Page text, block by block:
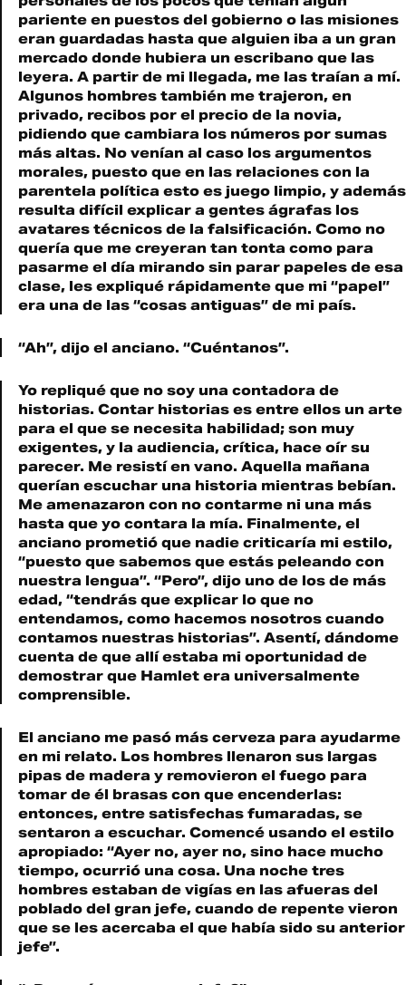
pariente en puestos del gobierno o las misiones
eran guardadas hasta que alguien iba a un gran
mercado donde hubiera un escribano que las
leyera. A partir de mi llegada, me las traían a mí.
Algunos hombres también me trajeron, en
privado, recibos por el precio de la novia,
pidiendo que cambiara los números por sumas
más altas. No venían al caso los argumentos
morales, puesto que en las relaciones con la
parentela política esto es juego limpio, y además
resulta difícil explicar a gentes ágrafas los
avatares técnicos de la falsificación. Como no
quería que me creyeran tan tonta como para
pasarme el día mirando sin parar papeles de esa
clase, les expliqué rápidamente que mi “papel”
era una de las “cosas antiguas” de mi país.
“Ah”, dijo el anciano. “Cuéntanos”.
Yo repliqué que no soy una contadora de
historias. Contar historias es entre ellos un arte
para el que se necesita habilidad; son muy
exigentes, y la audiencia, crítica, hace oír su
parecer. Me resistí en vano. Aquella mañana
querían escuchar una historia mientras bebían.
Me amenazaron con no contarme ni una más
hasta que yo contara la mía. Finalmente, el
anciano prometió que nadie criticaría mi estilo,
“puesto que sabemos que estás peleando con
nuestra lengua”. “Pero”, dijo uno de los de más
edad, “tendrás que explicar lo que no
entendamos, como hacemos nosotros cuando
contamos nuestras historias”. Asentí, dándome
cuenta de que allí estaba mi oportunidad de
demostrar que Hamlet era universalmente
comprensible.
El anciano me pasó más cerveza para ayudarme
en mi relato. Los hombres llenaron sus largas
pipas de madera y removieron el fuego para
tomar de él brasas con que encenderlas:
entonces, entre satisfechas fumaradas, se
sentaron a escuchar. Comencé usando el estilo
apropiado: “Ayer no, ayer no, sino hace mucho
tiempo, ocurrió una cosa. Una noche tres
hombres estaban de vigías en las afueras del
poblado del gran jefe, cuando de repente vieron
que se les acercaba el que había sido su anterior
jefe”.